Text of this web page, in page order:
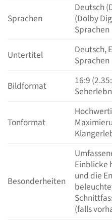
Sprachen
Deutsch
(Dolby
Sprachen
Untertitel
Deutsch,
Sprachen
Bildformat
16:9
Tonformat
Besonderheiten
Einblicke
und die
(falls